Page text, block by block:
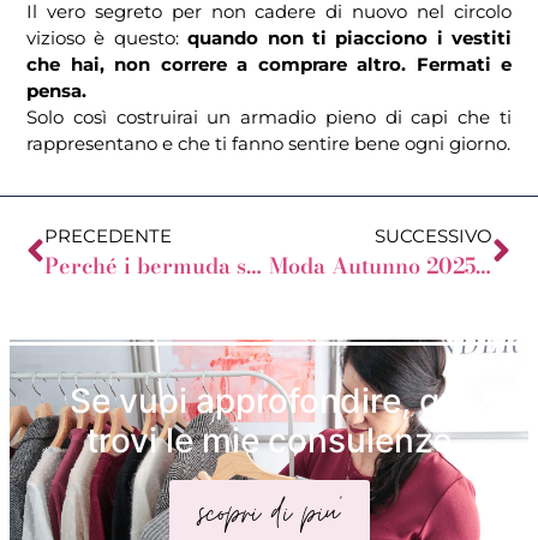
Il vero segreto per non cadere di nuovo nel circolo
vizioso è questo:quando non ti piacciono i vestiti
che hai, non correre a comprare altro. Fermati e
pensa.
Solo così costruirai un armadio pieno di capi che ti
rappresentano e che ti fanno sentire bene ogni giorno.
PRECEDENTE
Perché i bermuda sono un capo “cattivo” (e a chi invece stanno bene)
SUCCESSIVO
Moda Autunno 2025: i trend più diffusi e quelli che ci faranno piangere in camerino
Se vuoi approfondire, qui
trovi le mie consulenze
scopri di piu'